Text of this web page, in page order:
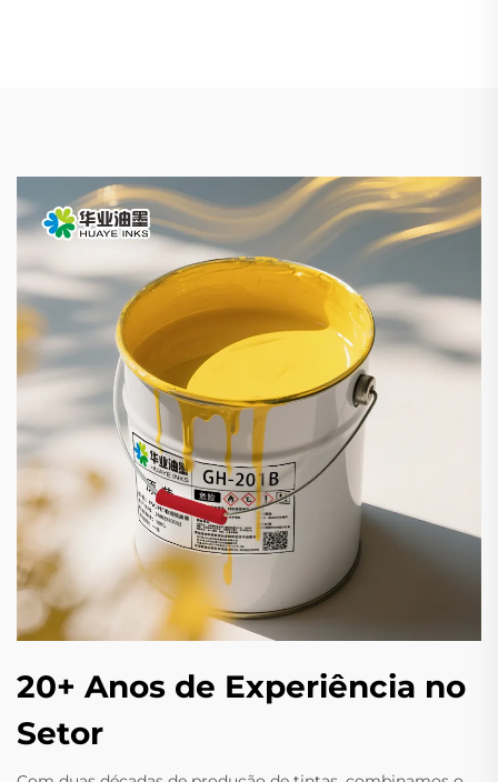
20+ Anos de Experiência no
Setor